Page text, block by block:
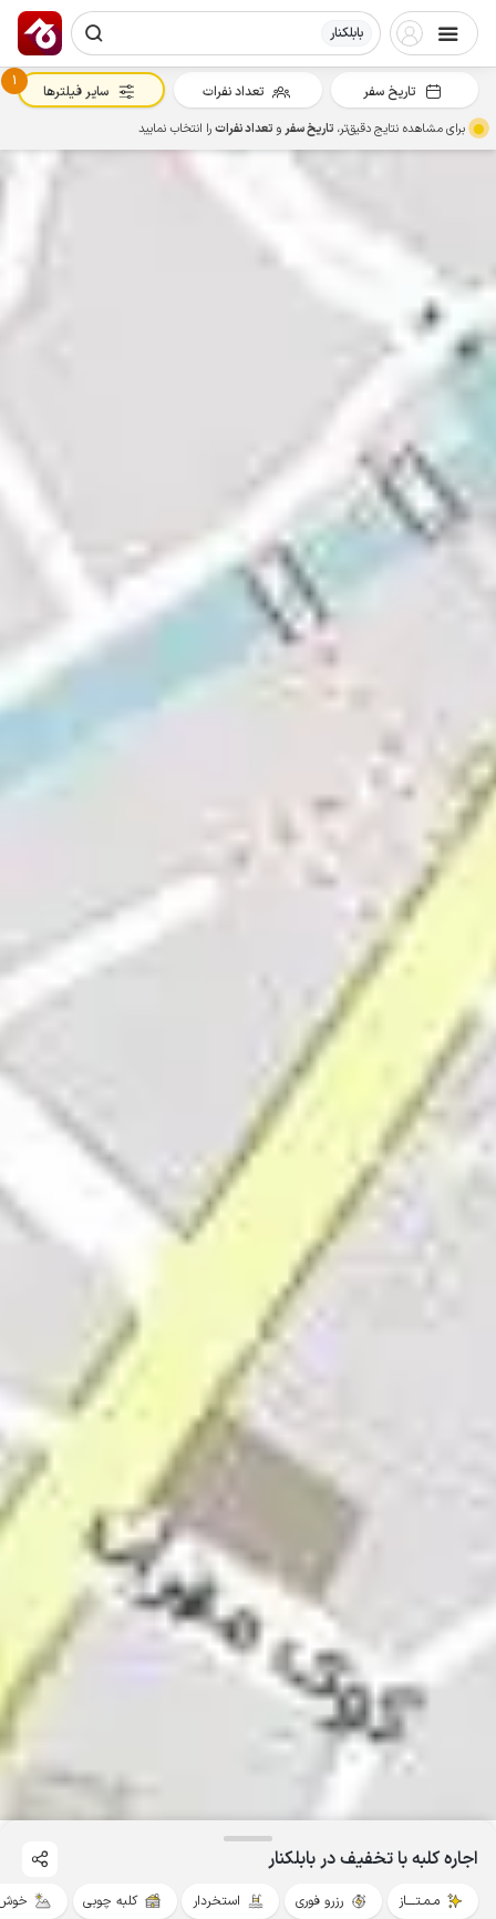
بابلکنار
اجاره کلبه با تخفیف در بابلکنار
مـمـتــــاز رزرو فوری استخردار کلبه چوبی خوش
تاریخ سفر تعداد نفرات
1
سایر فیلترها
برای مشاهده نتایج دقیق‌تر، تاریخ سفرو تعداد نفراترا انتخاب نمایید